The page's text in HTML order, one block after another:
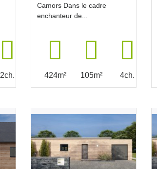
2ch.
Camors Dans le cadre
enchanteur de...
424m² 105m² 4ch.